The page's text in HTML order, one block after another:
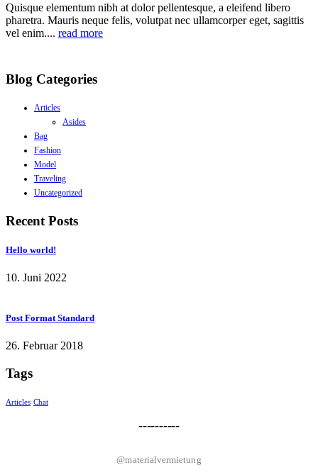
Quisque elementum nibh at dolor pellentesque, a eleifend libero
pharetra. Mauris neque felis, volutpat nec ullamcorper eget, sagittis
vel enim.... read more
Blog Categories
Articles
Asides
Bag
Fashion
Model
Traveling
Uncategorized
Recent Posts
Hello world!
10. Juni 2022
Post Format Standard
26. Februar 2018
Tags
Articles Chat
----------
@materialvermietung